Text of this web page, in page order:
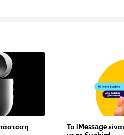
Το iMessage